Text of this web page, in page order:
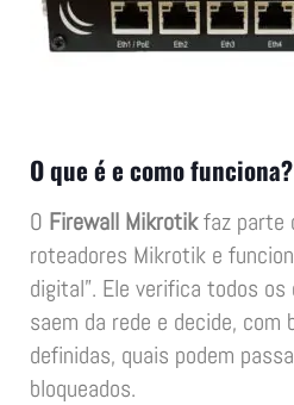
O que é e como funciona?
O Firewall Mikrotikfaz parte
roteadores Mikrotik e
digital”. Ele verifica todos
saem da rede e decide, com
definidas, quais podem
bloqueados.